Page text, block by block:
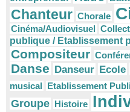
Chanteur Chorale
Cinéma/Audiovisuel
publique / Etablissement
Compositeur
Danse Danseur Ecole
musical Etablissement
Groupe Histoire